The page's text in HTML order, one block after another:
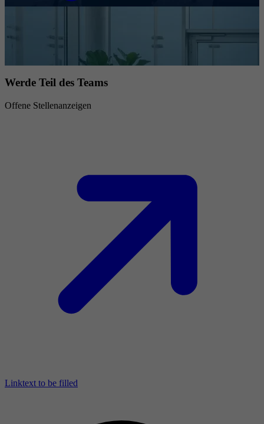
Werde Teil des Teams
Offene Stellenanzeigen
Linktext to be filled